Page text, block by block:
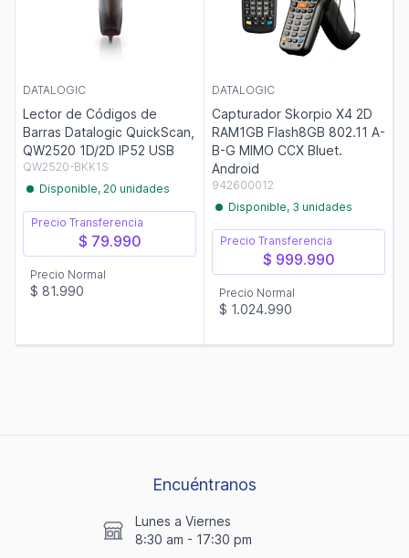
DATALOGIC
Lector de Códigos de
Barras Datalogic QuickScan,
QW2520 1D/2D IP52 USB
QW2520-BKK1S
Disponible, 20 unidades
Precio Transferencia
$ 79.990
Precio Normal
$ 81.990
DATALOGIC
Capturador Skorpio X4 2D
RAM1GB Flash8GB 802.11 A-
B-G MIMO CCX Bluet.
Android
942600012
Disponible, 3 unidades
Precio Transferencia
$ 999.990
Precio Normal
$ 1.024.990
Encuéntranos
Lunes a Viernes
8:30 am - 17:30 pm